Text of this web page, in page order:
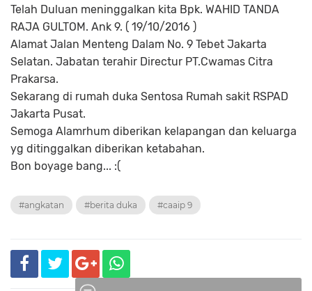
Telah Duluan meninggalkan kita Bpk. WAHID TANDA
RAJA GULTOM. Ank 9. ( 19/10/2016 )
Alamat Jalan Menteng Dalam No. 9 Tebet Jakarta
Selatan. Jabatan terahir Directur PT.Cwamas Citra
Prakarsa.
Sekarang di rumah duka Sentosa Rumah sakit RSPAD
Jakarta Pusat.
Semoga Alamrhum diberikan kelapangan dan keluarga
yg ditinggalkan diberikan ketabahan.
Bon boyage bang... :(
#angkatan #berita duka #caaip 9